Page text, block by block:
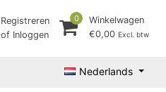
Registreren
of Inloggen
0
Winkelwagen
€0,00 Excl. btw
Nederlands